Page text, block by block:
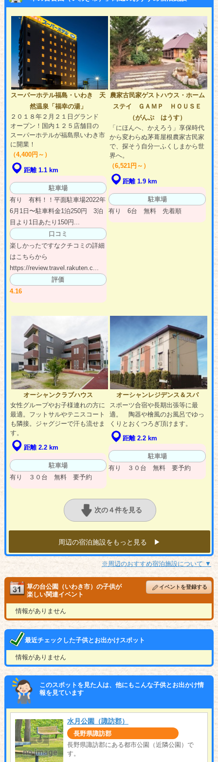
スーパーホテル福島・いわき 天
然温泉「福幸の湯」
２０１８年２月２１日グランド
オープン！国内１２５店舗目の
スーパーホテルが福島県いわき市
に開業！
（4,400円～）
距離 1.1 km
駐車場
有り 有料！！平面駐車場2022年
6月1日〜駐車料金1泊250円 3泊
目より1日あたり150円...
口コミ
楽しかったですなクチコミの詳細
はこちらから
https://review.travel.rakuten.c...
評価
4.16
農家古民家ゲストハウス・ホーム
ステイ ＧＡＭＰ ＨＯＵＳＥ
（がんぷ はうす）
「にほんへ、かえろう」享保時代
から変わらぬ茅葺屋根農家古民家
で、探そう自分一ふくしまから世
界へ。
（6,521円～）
距離 1.9 km
駐車場
有り 6台 無料 先着順
オーシャンクラブハウス
女性グループやお子様連れの方に
最適。フットサルやテニスコート
も隣接。ジャグジーで汗も流せま
す。
距離 2.2 km
駐車場
有り ３０台 無料 要予約
オーシャンレジデンス＆スパ
スポーツ合宿や長期出張等に最
適。 陶器や檜風のお風呂でゆっ
くりとおくつろぎ頂けます。
距離 2.2 km
駐車場
有り ３０台 無料 要予約
次の４件を見る
周辺の宿泊施設をもっと見る ▶︎
※周辺のおすすめ宿泊施設について ▼
草の台公園（いわき市）の子供が
楽しい関連イベント
イベントを登録する
情報がありません
最近チェックした子供とお出かけスポット
情報がありません
このスポットを見た人は、他にもこんな子供とお出かけ情
報を見ています
水月公園（諏訪郡）
長野県諏訪郡
長野県諏訪郡にある都市公園（近隣公園）で
す。